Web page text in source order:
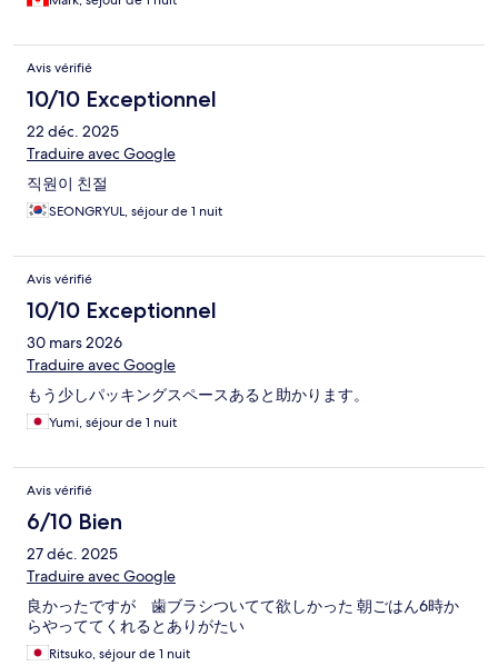
Avis vérifié
10/10 Exceptionnel
22 déc. 2025
Traduire avec Google
직원이 친절
SEONGRYUL, séjour de 1 nuit
Avis vérifié
10/10 Exceptionnel
30 mars 2026
Traduire avec Google
もう少しパッキングスペースあると助かります。
Yumi, séjour de 1 nuit
Avis vérifié
6/10 Bien
27 déc. 2025
Traduire avec Google
良かったですが 歯ブラシついてて欲しかった 朝ごはん6時か
らやっててくれるとありがたい
Ritsuko, séjour de 1 nuit